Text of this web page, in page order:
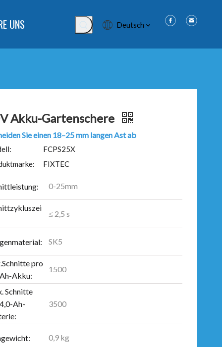
UNS Deutsch
Akku-Gartenschere
Sie einen 18–25 mm langen Ast ab
FCPS25X
FIXTEC
0-25mm
≤ 2,5 s
SK5
pro
Akku:
1500
Schnitte
Ah-
3500
0,9 kg